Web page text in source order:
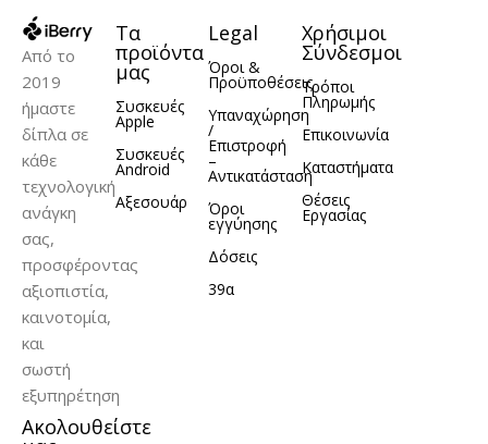
Από το
2019
ήμαστε
δίπλα σε
κάθε
τεχνολογική
ανάγκη
σας,
προσφέροντας
αξιοπιστία,
καινοτομία,
και
σωστή
εξυπηρέτηση
Ακολουθείστε
Τα
προϊόντα
μας
Συσκευές
Apple
Συσκευές
Android
Αξεσουάρ
Legal
Όροι &
Προϋποθέσεις
Υπαναχώρηση
/
Επιστροφή
–
Αντικατάσταση
Όροι
εγγύησης
Δόσεις
39α
Χρήσιμοι
Σύνδεσμοι
Τρόποι
Πληρωμής
Επικοινωνία
Καταστήματα
Θέσεις
Εργασίας